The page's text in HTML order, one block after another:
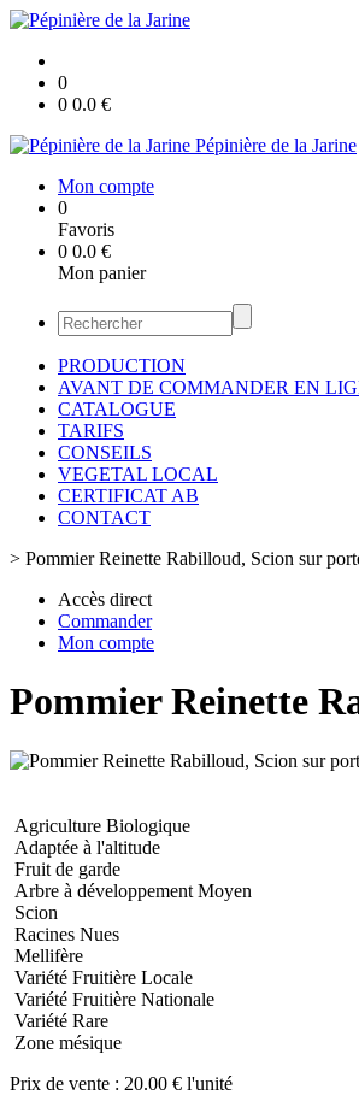
0
0 0.0 €
Pépinière de la Jarine
Mon compte
0
Favoris
0 0.0 €
Mon panier
PRODUCTION
AVANT DE COMMANDER EN
CATALOGUE
TARIFS
CONSEILS
VEGETAL LOCAL
CERTIFICAT AB
CONTACT
> Pommier Reinette Rabilloud, Scion sur
Accès direct
Commander
Mon compte
Pommier Reinette
Agriculture Biologique
Adaptée à l'altitude
Fruit de garde
Arbre à développement Moyen
Scion
Racines Nues
Mellifère
Variété Fruitière Locale
Variété Fruitière Nationale
Variété Rare
Zone mésique
Prix de vente : 20.00 € l'unité